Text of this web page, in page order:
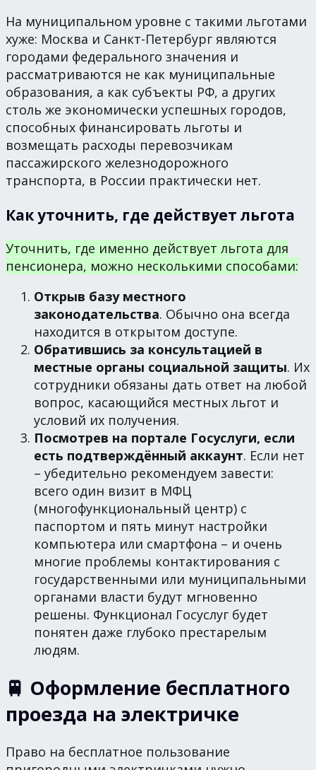
На муниципальном уровне с такими льготами
хуже: Москва и Санкт-Петербург являются
городами федерального значения и
рассматриваются не как муниципальные
образования, а как субъекты РФ, а других
столь же экономически успешных городов,
способных финансировать льготы и
возмещать расходы перевозчикам
пассажирского железнодорожного
транспорта, в России практически нет.
Как уточнить, где действует льгота
Уточнить, где именно действует льгота для
пенсионера, можно несколькими способами:
Открыв базу местного
законодательства. Обычно она всегда
находится в открытом доступе.
Обратившись за консультацией в
местные органы социальной защиты. Их
сотрудники обязаны дать ответ на любой
вопрос, касающийся местных льгот и
условий их получения.
Посмотрев на портале Госуслуги, если
есть подтверждённый аккаунт. Если нет
– убедительно рекомендуем завести:
всего один визит в МФЦ
(многофункциональный центр) с
паспортом и пять минут настройки
компьютера или смартфона – и очень
многие проблемы контактирования с
государственными или муниципальными
органами власти будут мгновенно
решены. Функционал Госуслуг будет
понятен даже глубоко престарелым
людям.
🚆 Оформление бесплатного
проезда на электричке
Право на бесплатное пользование